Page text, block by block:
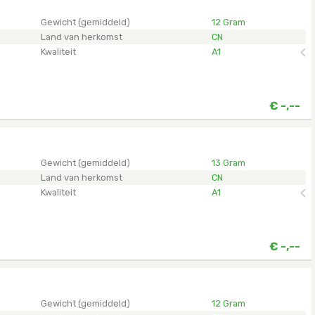
Gewicht (gemiddeld)
12 Gram
Land van herkomst
CN
Kwaliteit A1
€ -,--
Gewicht (gemiddeld)
13 Gram
Land van herkomst
CN
Kwaliteit A1
€ -,--
Gewicht (gemiddeld)
12 Gram